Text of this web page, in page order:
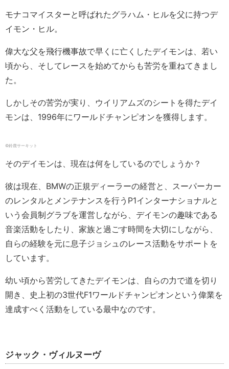
モナコマイスターと呼ばれたグラハム・ヒルを父に持つデ
イモン・ヒル。
偉大な父を飛行機事故で早くに亡くしたデイモンは、若い
頃から、そしてレースを始めてからも苦労を重ねてきまし
た。
しかしその苦労が実り、ウイリアムズのシートを得たデイ
モンは、1996年にワールドチャンピオンを獲得します。
©鈴鹿サーキット
そのデイモンは、現在は何をしているのでしょうか？
彼は現在、BMWの正規ディーラーの経営と、スーパーカー
のレンタルとメンテナンスを行うP1インターナショナルと
いう会員制グラブを運営しながら、デイモンの趣味である
音楽活動をしたり、家族と過ごす時間を大切にしながら、
自らの経験を元に息子ジョシュのレース活動をサポートを
しています。
幼い頃から苦労してきたデイモンは、自らの力で道を切り
開き、史上初の3世代F1ワールドチャンピオンという偉業を
達成すべく活動をしている最中なのです。
ジャック・ヴィルヌーヴ